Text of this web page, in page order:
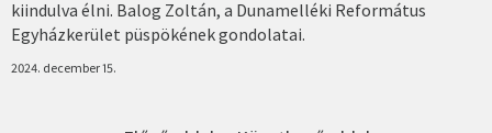
kiindulva élni. Balog Zoltán, a Dunamelléki Református
Egyházkerület püspökének gondolatai.
2024. december 15.